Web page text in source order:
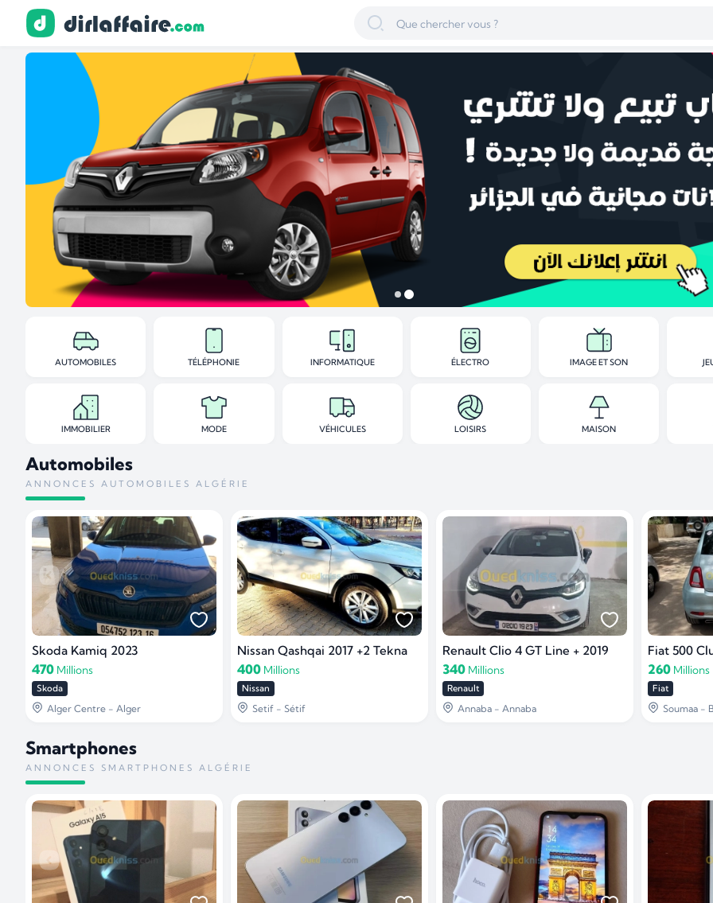
AUTOMOBILES
IMMOBILIER
TÉLÉPHONIE
MODE
INFORMATIQUE
VÉHICULES
ÉLECTRO
LOISIRS
IMAGE ET SON
MAISON
Automobiles
ANNONCES AUTOMOBILES ALGÉRIE
Skoda Kamiq 2023
470 Millions
Skoda
Alger Centre - Alger
Nissan Qashqai 2017 +2 Tekna
400 Millions
Nissan
Setif - Sétif
Renault Clio 4 GT Line + 2019
340 Millions
Renault
Annaba - Annaba
Fiat 500
260 Millions
Fiat
Soumaa -
Smartphones
ANNONCES SMARTPHONES ALGÉRIE